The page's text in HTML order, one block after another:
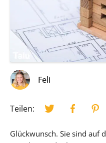
Feli
Teilen:
Glückwunsch. Sie sind auf